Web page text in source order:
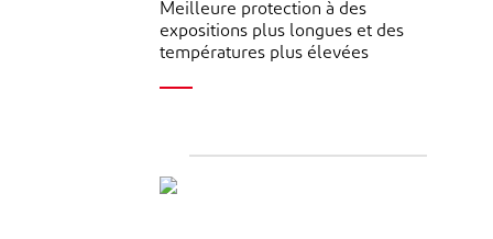
Meilleure protection à des
expositions plus longues et des
températures plus élevées